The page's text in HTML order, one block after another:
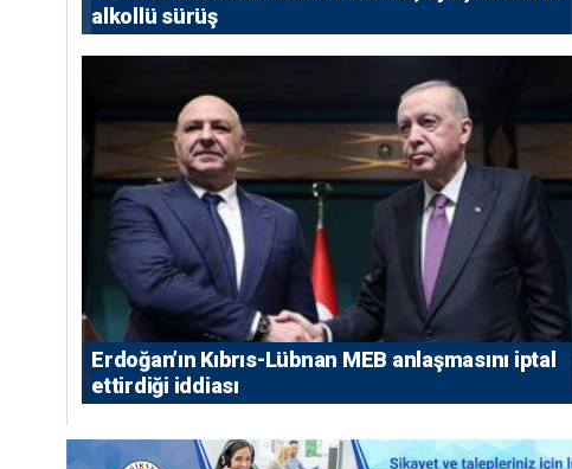
alkollü sürüş
Erdoğan’ın Kıbrıs-Lübnan MEB anlaşmasını iptal
ettirdiği iddiası